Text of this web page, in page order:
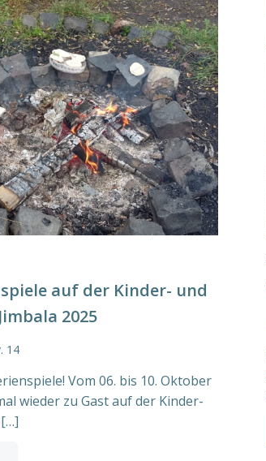
auf der Kinder- und
2025
14
Vom 06. bis 10. Oktober
wieder zu Gast auf der Kinder-